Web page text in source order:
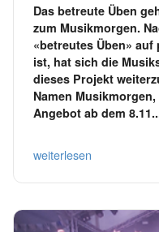
Das betreute Üben
zum Musikmorgen.
«betreutes Üben»
ist, hat sich die
dieses Projekt
Namen
Angebot ab dem
weiterlesen